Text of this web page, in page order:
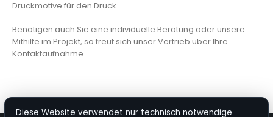
Druckmotive für den Druck.
Benötigen auch Sie eine individuelle Beratung oder unsere
Mithilfe im Projekt, so freut sich unser Vertrieb über Ihre
Kontaktaufnahme.
Diese Website verwendet nur technisch notwendige